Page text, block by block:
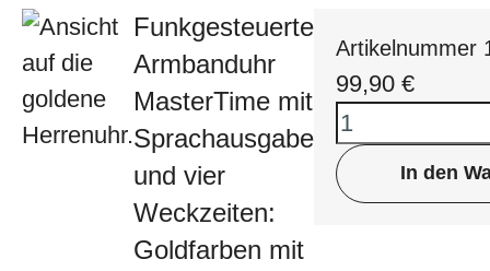
Funkgesteuerte
Armbanduhr
MasterTime mit
Sprachausgabe
und vier
Weckzeiten:
Goldfarben mit
Artikelnummer
99,90 €
In den